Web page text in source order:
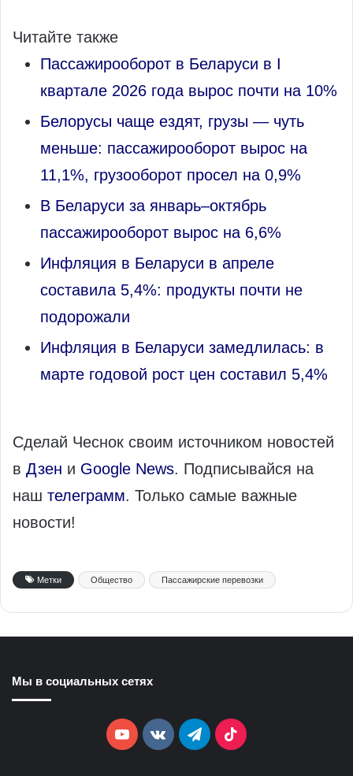
Читайте также
Пассажирооборот в Беларуси в I
квартале 2026 года вырос почти на 10%
Белорусы чаще ездят, грузы — чуть
меньше: пассажирооборот вырос на
11,1%, грузооборот просел на 0,9%
В Беларуси за январь–октябрь
пассажирооборот вырос на 6,6%
Инфляция в Беларуси в апреле
составила 5,4%: продукты почти не
подорожали
Инфляция в Беларуси замедлилась: в
марте годовой рост цен составил 5,4%
Сделай Чеснок своим источником новостей
в Дзен и Google News. Подписывайся на
наш телеграмм. Только самые важные
новости!
Метки Общество Пассажирские перевозки
Мы в социальных сетях
YouTubevk.comTelegramTikTok